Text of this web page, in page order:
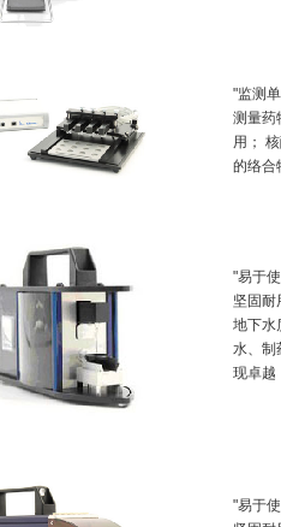
"监测单
测量药
用
的络合
"易于使
坚固耐
地下水
水
现卓越
"易于使